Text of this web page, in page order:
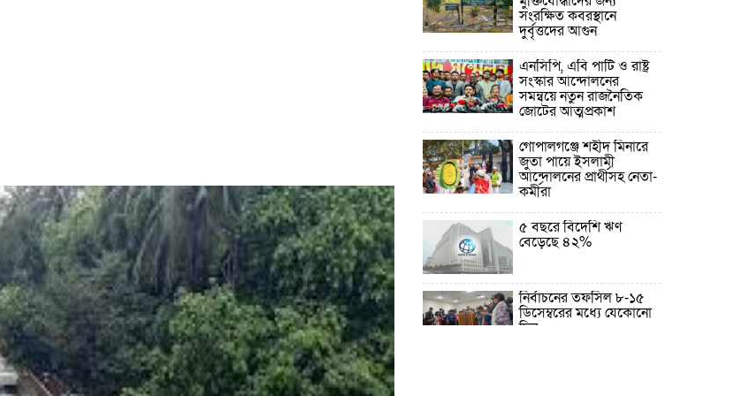
সংরক্ষিত কবরস্থানে
দুর্বৃত্তদের আগুন
এনসিপি, এবি পার্টি ও রাষ্ট্র
সংস্কার আন্দোলনের
সমন্বয়ে নতুন রাজনৈতিক
জোটের আত্মপ্রকাশ
গোপালগঞ্জে শহীদ মিনারে
জুতা পায়ে ইসলামী
আন্দোলনের প্রার্থীসহ নেতা-
কর্মীরা
৫ বছরে বিদেশি ঋণ
বেড়েছে ৪২%
নির্বাচনের তফসিল ৮-১৫
ডিসেম্বরের মধ্যে যেকোনো
দিন